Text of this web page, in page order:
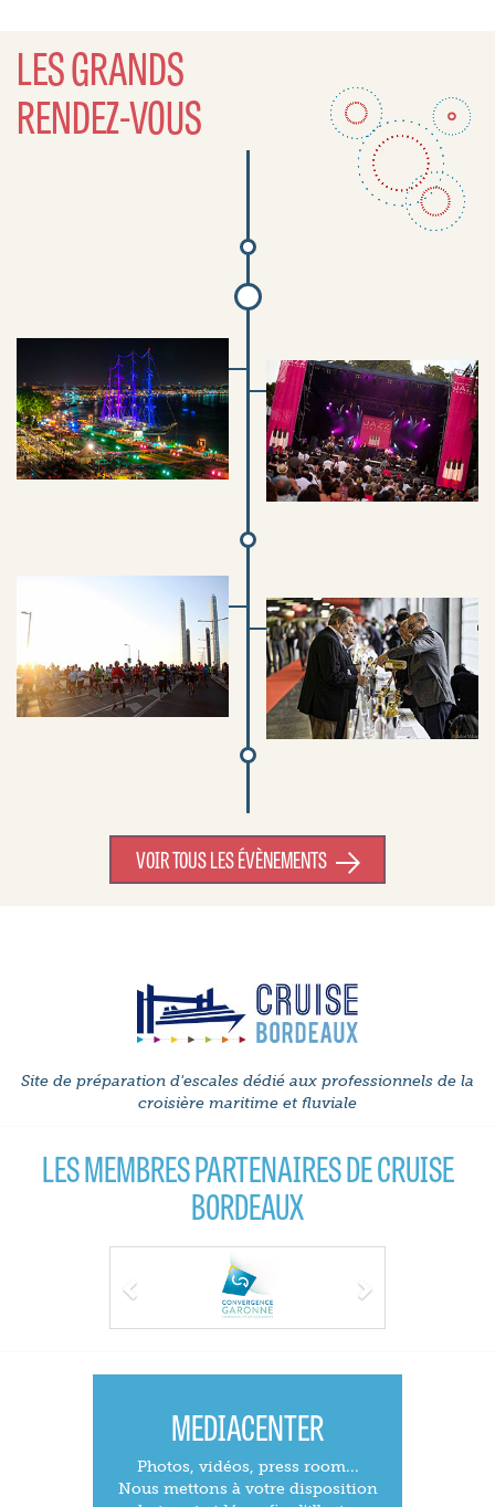
LES GRANDS
RENDEZ-VOUS
VOIR TOUS LES ÉVÈNEMENTS
Site de préparation d'escales dédié aux professionnels de la
croisière maritime et fluviale
LES MEMBRES PARTENAIRES DE CRUISE
BORDEAUX
MEDIACENTER
Photos, vidéos, press room...
Nous mettons à votre disposition